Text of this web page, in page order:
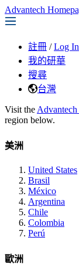
Advantech
註冊 / Log In
我的研華
搜尋
台灣
Visit the
region below.
美洲
United States
Brasil
México
Argentina
Chile
Colombia
Perú
歐洲